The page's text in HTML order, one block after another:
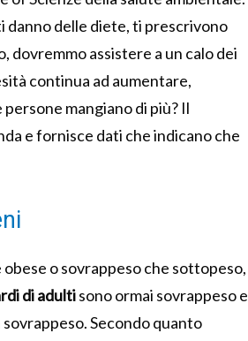
danno delle diete, ti prescrivono
dovremmo assistere a un calo dei
continua ad aumentare,
mangiano di più? Il
e fornisce dati che indicano che
o sovrappeso che sottopeso,
di adultisono ormai sovrappeso e
Secondo quanto